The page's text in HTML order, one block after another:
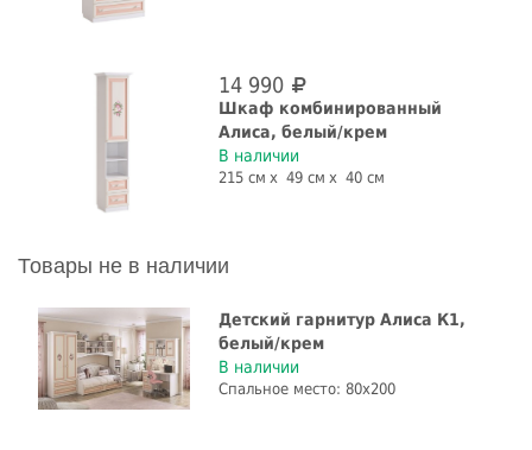
14 990
Шкаф комбинированный
Алиса, белый/крем
В наличии
215 см 49 см 40 см
Товары не в наличии
Детский гарнитур Алиса К1,
белый/крем
В наличии
Спальное место: 80x200